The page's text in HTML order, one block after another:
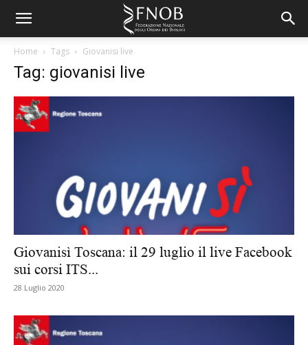
Home Tags Giovanisi live
Tag: giovanisi live
Giovanisì Toscana: il 29 luglio il live Facebook
sui corsi ITS...
28 Luglio 2020